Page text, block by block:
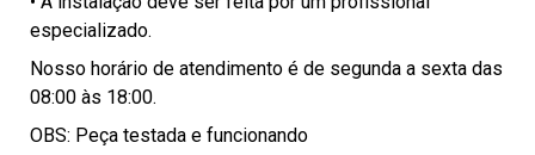
especializado.
Nosso horário de atendimento é de segunda a sexta das
08:00 às 18:00.
OBS: Peça testada e funcionando